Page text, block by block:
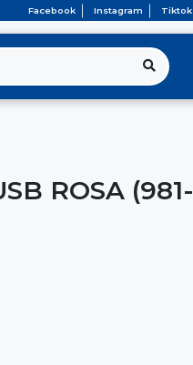
Facebook Instagram Tiktok
ROSA (981-